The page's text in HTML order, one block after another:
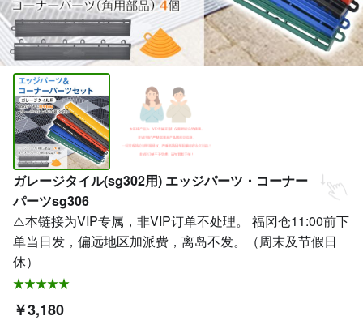
ガレージタイル(sg302用) エッジパーツ・コーナー
パーツsg306
⚠️本链接为VIP专属，非VIP订单不处理。 福冈仓11:00前下
单当日发，偏远地区加派费，离岛不发。（周末及节假日
休）
￥3,180